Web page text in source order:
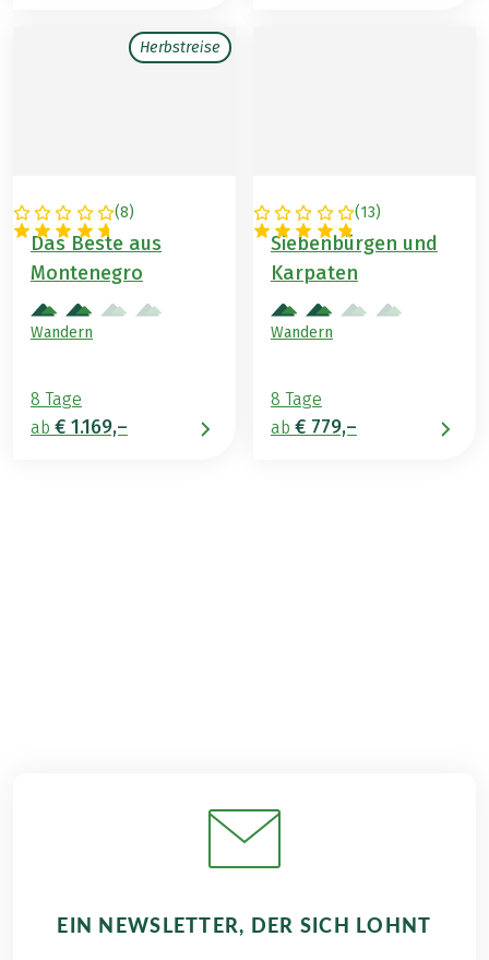
Herbstreise
(8)
MONTENEGRO
Das Beste aus
Montenegro
Wandern
8 Tage
ab € 1.169,–
(13)
RUMÄNIEN
Siebenbürgen und
Karpaten
Wandern
8 Tage
ab € 779,–
EIN NEWSLETTER, DER SICH LOHNT